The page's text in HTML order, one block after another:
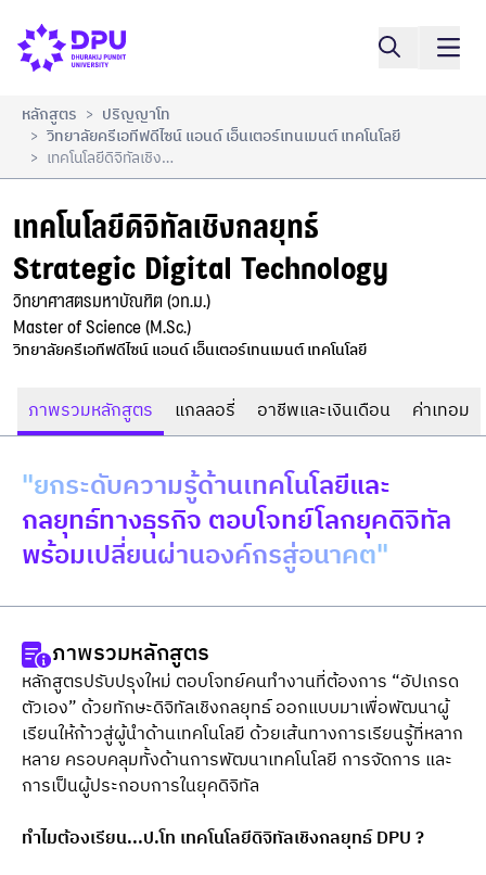
เทคโนโลยีดิจิทัลเชิงกลยุทธ์
Strategic Digital Technology
หลักสูตร > ปริญญาโท
> วิทยาลัยครีเอทีฟดีไซน์ แอนด์ เอ็นเตอร์เทนเมนต์ เทคโนโลยี
> เทคโนโลยีดิจิทัลเชิงกลยุทธ์ Strategic Digital Technology
เทคโนโลยีดิจิทัลเชิงกลยุทธ์
Strategic Digital Technology
วิทยาศาสตรมหาบัณฑิต (วท.ม.)
Master of Science (M.Sc.)
วิทยาลัยครีเอทีฟดีไซน์ แอนด์ เอ็นเตอร์เทนเมนต์ เทคโนโลยี
ภาพรวมหลักสูตร แกลลอรี่ อาชีพและเงินเดือน ค่าเทอม
"ยกระดับความรู้ด้านเทคโนโลยีและ
กลยุทธ์ทางธุรกิจ ตอบโจทย์โลกยุคดิจิทัล
พร้อมเปลี่ยนผ่านองค์กรสู่อนาคต"
ภาพรวมหลักสูตร
หลักสูตรปรับปรุงใหม่ ตอบโจทย์คนทำงานที่ต้องการ “อัปเกรด
ตัวเอง” ด้วยทักษะดิจิทัลเชิงกลยุทธ์ ออกแบบมาเพื่อพัฒนาผู้
เรียนให้ก้าวสู่ผู้นำด้านเทคโนโลยี ด้วยเส้นทางการเรียนรู้ที่หลาก
หลาย ครอบคลุมทั้งด้านการพัฒนาเทคโนโลยี การจัดการ และ
การเป็นผู้ประกอบการในยุคดิจิทัล
ทำไมต้องเรียน...ป.โท เทคโนโลยีดิจิทัลเชิงกลยุทธ์ DPU ?